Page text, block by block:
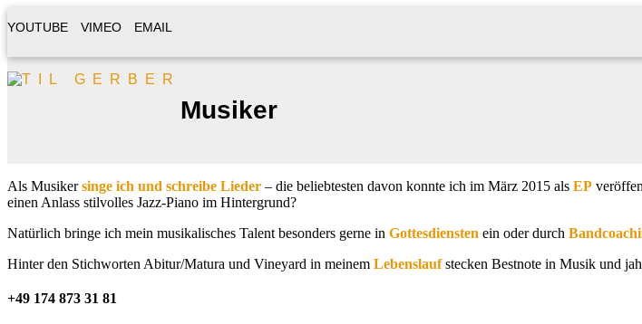
YOUTUBE VIMEO EMAIL
Musiker
Als Musikersinge ich und schreibe Lieder – die beliebtesten davon konnte ich im März 2015 als EP
einen Anlass stilvolles Jazz-Piano im Hintergrund?
Natürlich bringe ich mein musikalisches Talent besonders gerne in Gottesdiensten ein oder durch
Hinter den Stichworten Abitur/Matura und Vineyard in meinem Lebenslaufstecken Bestnote in Musik und
+49 174 873 31 81